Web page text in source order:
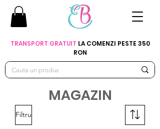
TRANSPORT GRATUIT LA COMENZI PESTE 350
RON
Filtru
MAGAZIN